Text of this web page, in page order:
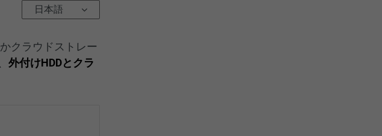
日本語
クラウドストレー
外付けHDDとクラ